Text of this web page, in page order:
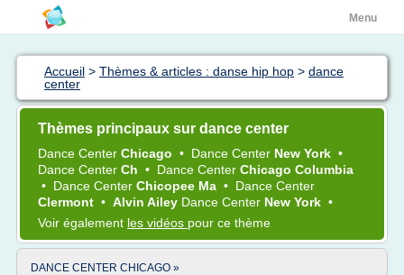
Menu
Accueil > Thèmes & articles : danse hip hop > dance
center
Thèmes principaux sur dance center
Dance Center Chicago • Dance Center New York •
Dance Center Ch • Dance Center Chicago Columbia
• Dance Center Chicopee Ma • Dance Center
Clermont • Alvin Ailey Dance Center New York •
Voir également les vidéos pour ce thème
DANCE CENTER CHICAGO »